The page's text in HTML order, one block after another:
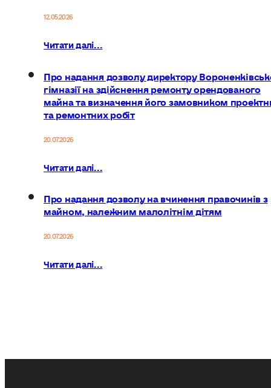
12.05.2026
Читати далі...
Про надання дозволу директору
гімназії на здійснення ремонту орендованого
майна та визначення його замовником
та ремонтних робіт
20.07.2026
Читати далі...
Про надання дозволу на вчинення правочинів з
майном, належним малолітнім дітям
20.07.2026
Читати далі...